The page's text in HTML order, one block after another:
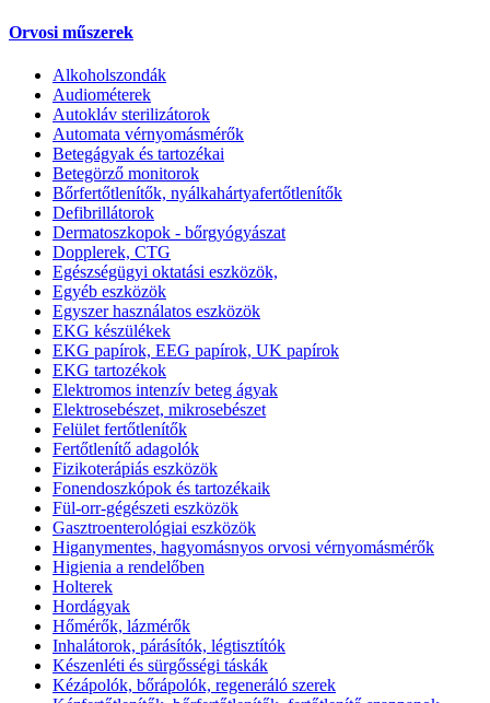
Orvosi műszerek
Alkoholszondák
Audiométerek
Autokláv sterilizátorok
Automata vérnyomásmérők
Betegágyak és tartozékai
Betegörző monitorok
Bőrfertőtlenítők, nyálkahártyafertőtlenítők
Defibrillátorok
Dermatoszkopok - bőrgyógyászat
Dopplerek, CTG
Egészségügyi oktatási eszközök,
Egyéb eszközök
Egyszer használatos eszközök
EKG készülékek
EKG papírok, EEG papírok, UK papírok
EKG tartozékok
Elektromos intenzív beteg ágyak
Elektrosebészet, mikrosebészet
Felület fertőtlenítők
Fertőtlenítő adagolók
Fizikoterápiás eszközök
Fonendoszkópok és tartozékaik
Fül-orr-gégészeti eszközök
Gasztroenterológiai eszközök
Higanymentes, hagyomásnyos orvosi vérnyomásmérők
Higienia a rendelőben
Holterek
Hordágyak
Hőmérők, lázmérők
Inhalátorok, párásítók, légtisztítók
Készenléti és sürgősségi táskák
Kézápolók, bőrápolók, regeneráló szerek